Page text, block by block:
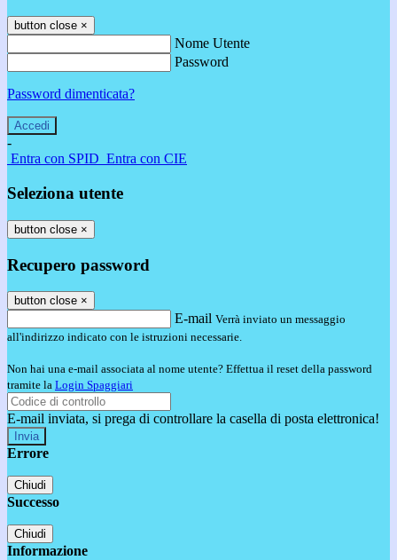
button close ×
Nome Utente
Password
Password dimenticata?
-
Entra con SPID Entra con CIE
Seleziona utente
button close ×
Recupero password
button close ×
E-mail Verrà inviato un messaggio
all'indirizzo indicato con le istruzioni necessarie.
Non hai una e-mail associata al nome utente? Effettua il reset della password
tramite la Login Spaggiari
E-mail inviata, si prega di controllare la casella di posta elettronica!
Errore
Chiudi
Successo
Chiudi
Informazione